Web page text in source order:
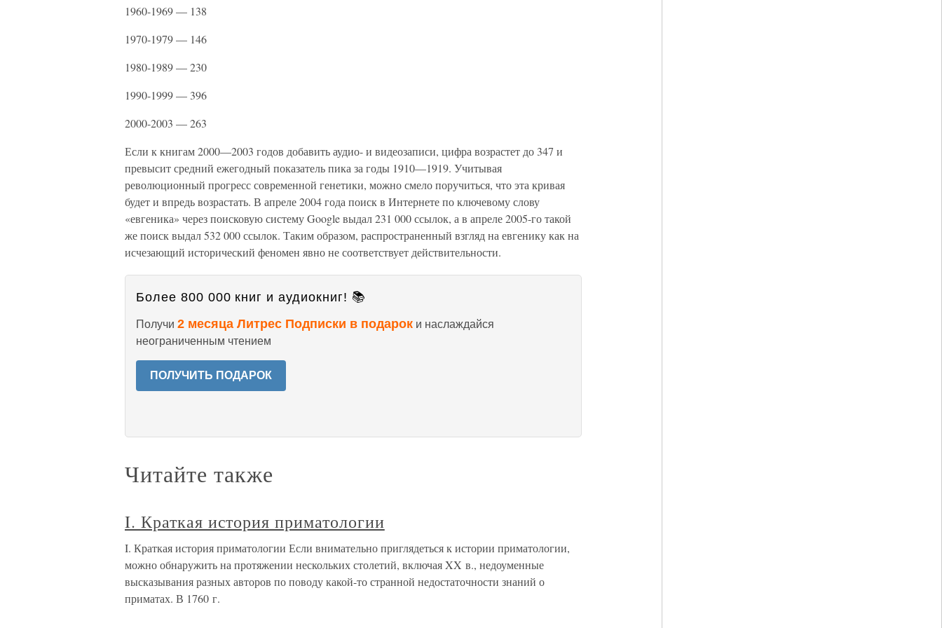
1960-1969 — 138
1970-1979 — 146
1980-1989 — 230
1990-1999 — 396
2000-2003 — 263
Если к книгам 2000—2003 годов добавить аудио- и видеозаписи, цифра возрастет до 347 и
превысит средний ежегодный показатель пика за годы 1910—1919. Учитывая
революционный прогресс современной генетики, можно смело поручиться, что эта кривая
будет и впредь возрастать. В апреле 2004 года поиск в Интернете по ключевому слову
«евгеника» через поисковую систему Google выдал 231 000 ссылок, а в апреле 2005-го такой
же поиск выдал 532 000 ссылок. Таким образом, распространенный взгляд на евгенику как на
исчезающий исторический феномен явно не соответствует действительности.
Более 800 000 книг и аудиокниг! 📚
Получи 2 месяца Литрес Подписки в подарок и наслаждайся
неограниченным чтением
ПОЛУЧИТЬ ПОДАРОК
Читайте также
I. Краткая история приматологии
I. Краткая история приматологии Если внимательно приглядеться к истории приматологии,
можно обнаружить на протяжении нескольких столетий, включая XX в., недоуменные
высказывания разных авторов по поводу какой-то странной недостаточности знаний о
приматах. В 1760 г.